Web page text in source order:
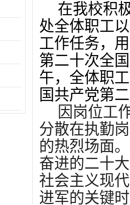
在我校积
处全体职工
工作任务，
第二十次全
午，全体职
国共产党第
因岗位工
分散在执勤
的热烈场面
奋进的二十
社会主义现
进军的关键